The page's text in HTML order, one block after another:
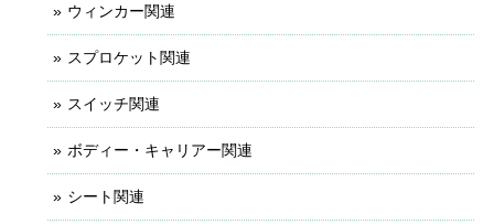
ウィンカー関連
スプロケット関連
スイッチ関連
ボディー・キャリアー関連
シート関連